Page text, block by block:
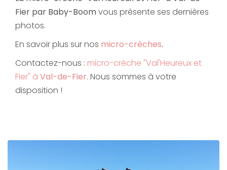
Fier par Baby-Boomvous présente ses dernières
photos.
En savoir plus sur nos micro-crèches.
Contactez-nous : micro-crèche "Val'Heureux et
Fier" à Val-de-Fier. Nous sommes à votre
disposition !